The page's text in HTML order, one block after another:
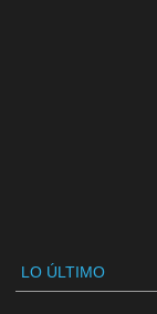
LO ÚLTIMO